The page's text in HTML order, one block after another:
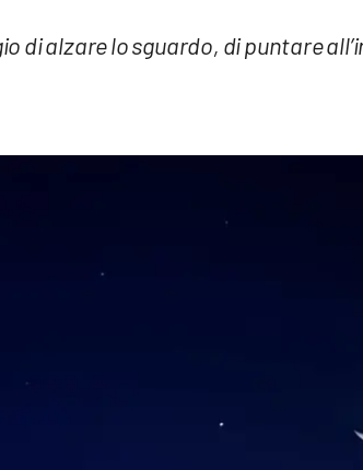
di alzare lo sguardo, di puntare